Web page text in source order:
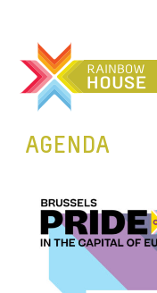
AGENDA